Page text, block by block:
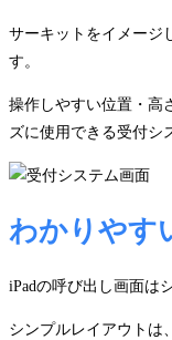
サーキットをイメージ
す。
操作しやすい位置・高
ズに使用できる受付シ
わかりやす
iPadの呼び出し画面は
シンプルレイアウトは